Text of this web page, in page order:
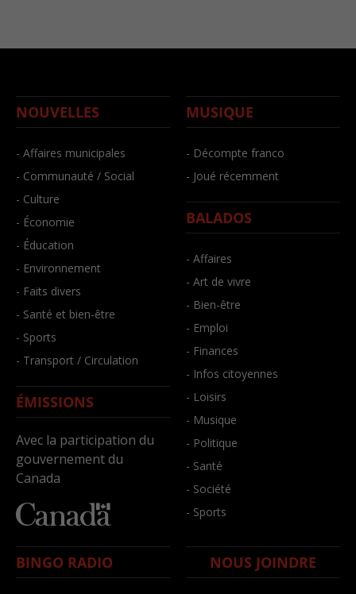
NOUVELLES
- Affaires municipales
- Communauté / Social
- Culture
- Économie
- Éducation
- Environnement
- Faits divers
- Santé et bien-être
- Sports
- Transport / Circulation
ÉMISSIONS
Avec la participation du
gouvernement du
Canada
MUSIQUE
- Décompte franco
- Joué récemment
BALADOS
- Affaires
- Art de vivre
- Bien-être
- Emploi
- Finances
- Infos citoyennes
- Loisirs
- Musique
- Politique
- Santé
- Société
- Sports
BINGO RADIO NOUS JOINDRE